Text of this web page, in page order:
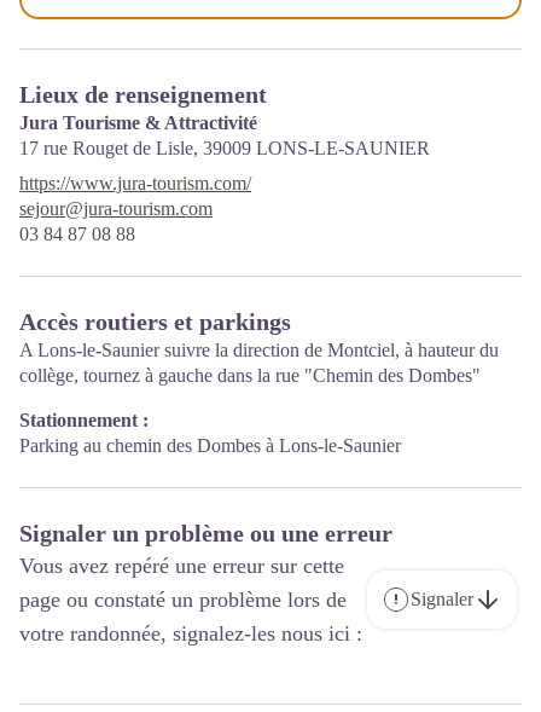
Lieux de renseignement
Jura Tourisme & Attractivité
17 rue Rouget de Lisle, 39009 LONS-LE-SAUNIER
https://www.jura-tourism.com/
sejour@jura-tourism.com
03 84 87 08 88
Accès routiers et parkings
A Lons-le-Saunier suivre la direction de Montciel, à hauteur du
collège, tournez à gauche dans la rue "Chemin des Dombes"
Stationnement :
Parking au chemin des Dombes à Lons-le-Saunier
Signaler un problème ou une erreur
Vous avez repéré une erreur sur cette
page ou constaté un problème lors de
votre randonnée, signalez-les nous ici :
Signaler